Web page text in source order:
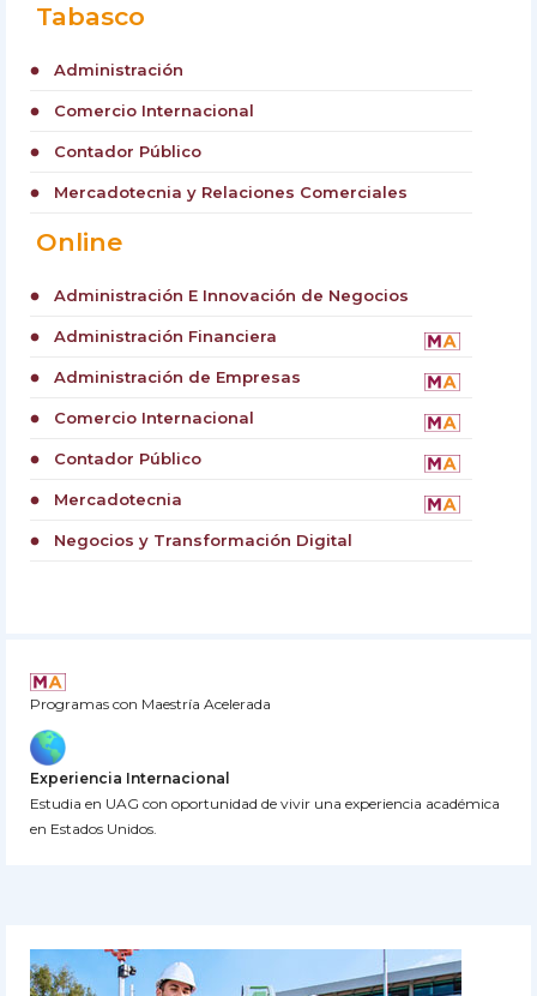
Tabasco
circle Administración
circle Comercio Internacional
circle Contador Público
circle Mercadotecnia y Relaciones Comerciales
Online
circle Administración E Innovación de Negocios
circle Administración Financiera
circle Administración de Empresas
circle Comercio Internacional
circle Contador Público
circle Mercadotecnia
circle Negocios y Transformación Digital
Programas con Maestría Acelerada
Experiencia Internacional
Estudia en UAG con oportunidad de vivir una experiencia académica
en Estados Unidos.